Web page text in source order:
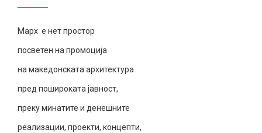
Марх е нет простор
посветен на промоција
на македонската архитектура
пред пошироката јавност,
преку минатите и денешните
реализации, проекти, концепти,